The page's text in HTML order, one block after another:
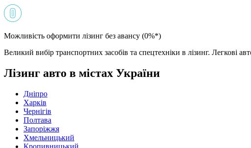
Можливість оформити лізинг без авансу (0%*)
Великий вибір транспортних засобів та спецтехніки в лізинг. Легкові
Лізинг авто в містах України
Дніпро
Харків
Чернігів
Полтава
Запоріжжя
Хмельницький
Кропивницький